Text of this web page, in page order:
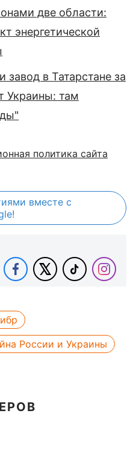
две области:
энергетической
завод в Татарстане за
Украины: там
политика сайта
вместе с
России и Украины